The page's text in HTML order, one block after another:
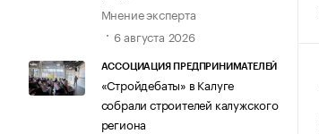
Мнение эксперта
6 августа 2026
АССОЦИАЦИЯ ПРЕДПРИНИМАТЕЛЕЙ
«Стройдебаты» в Калуге
собрали строителей калужского
региона